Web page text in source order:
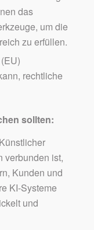
das
um die
zu erfüllen.
rechtliche
sollten:
verbunden ist,
Kunden und
KI-Systeme
und